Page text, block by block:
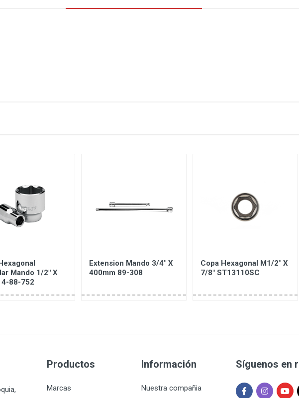
Mando 1/2" X
4-88-752
Extension Mando 3/4" X
400mm 89-308
Copa Hexagonal M1/2" X
7/8" ST13110SC
Productos
Marcas
Información
Nuestra compañia
Síguenos en